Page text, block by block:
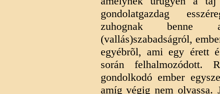
gondolatgazdag
zuhognak benne
(vallás)szabadságról,
egyébrõl, ami egy érett
során felhalmozódott.
gondolkodó ember
amíg végig nem